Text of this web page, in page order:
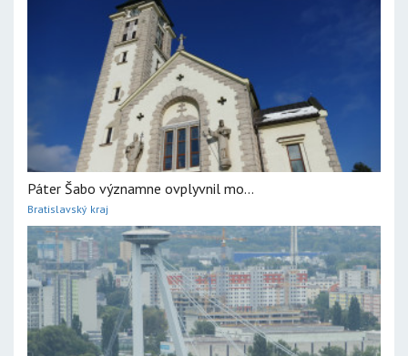
Páter Šabo významne ovplyvnil mo...
Bratislavský kraj